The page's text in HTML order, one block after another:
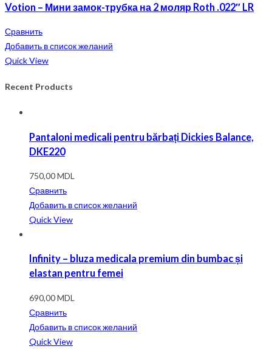
Votion – Мини замок-трубка на 2 моляр Roth .022″ LR
Сравнить
Добавить в список желаний
Quick View
Recent Products
Pantaloni medicali pentru bărbați Dickies Balance,
DKE220
750,00MDL
Сравнить
Добавить в список желаний
Quick View
Infinity – bluza medicala premium din bumbac și
elastan pentru femei
690,00MDL
Сравнить
Добавить в список желаний
Quick View